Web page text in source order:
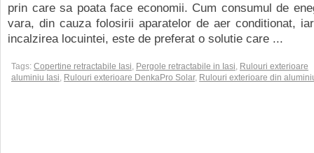
prin care sa poata face economii. Cum consumul de
vara, din cauza folosirii aparatelor de aer conditionat,
incalzirea locuintei, este de preferat o solutie care ...
Tags: Copertine retractabile Iasi, Pergole retractabile in Iasi, Rulouri exterioare
aluminiu Iasi, Rulouri exterioare DenkaPro Solar, Rulouri exterioare din